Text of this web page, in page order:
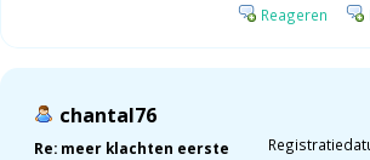
Reageren
chantal76
Re: meer klachten eerste